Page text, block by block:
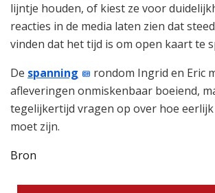
lijntje houden, of kiest ze voor
reacties in de media laten zien dat
vinden dat het tijd is om open kaart te
De spanning
rondom Ingrid en Eric
afleveringen onmiskenbaar boeiend,
tegelijkertijd vragen op over hoe eerlijk
moet zijn.
Bron